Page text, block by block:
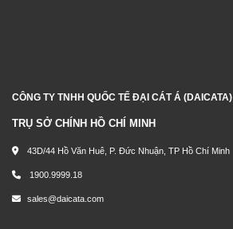
CÔNG TY TNHH QUỐC TẾ ĐẠI CÁT Á (DAICATA)
TRỤ SỞ CHÍNH HỒ CHÍ MINH
43D/44 Hồ Văn Huê, P. Đức Nhuận, TP Hồ Chí Minh
1900.9999.18
sales@daicata.com